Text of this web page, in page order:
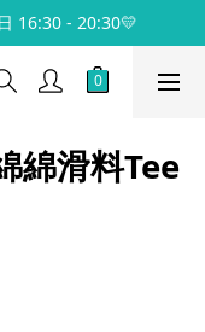
16:30 - 20:30💛
綿滑料Tee